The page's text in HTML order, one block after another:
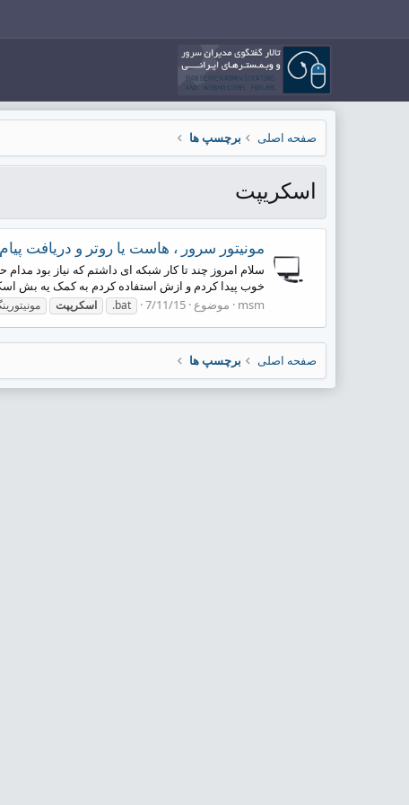
صفحه اصلی برچسپ ها
اسکریپت
مونیتور سرور ، هاست یا روتر و دریافت
سلام امروز چند تا کار شبکه ای داشتم که نیاز بود
خوب پیدا کردم و ازش استفاده کردم به کمک یه بش
msm
موضوع 7/11/15
.bat اسکریپت
صفحه اصلی برچسپ ها